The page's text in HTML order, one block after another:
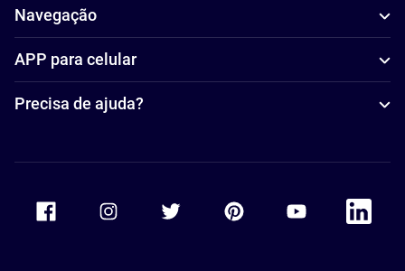
Navegação
APP para celular
Precisa de ajuda?
Accor Facebook Accor TwitterAccor PinterestAccor Youtube
Accor